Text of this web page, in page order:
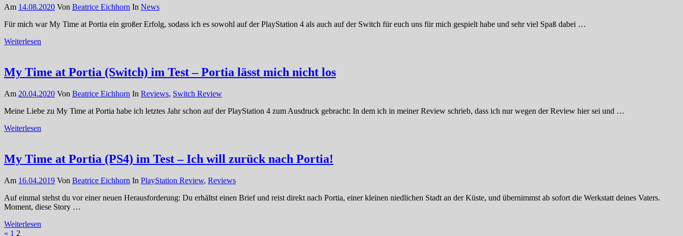
Am 14.08.2020 Von Beatrice Eichhorn In News
Für mich war My Time at Portia ein großer Erfolg, sodass ich es sowohl auf der PlayStation 4 als auch auf der Switch für euch uns für mich gespielt habe und sehr viel Spaß dabei …
Weiterlesen
My Time at Portia (Switch) im Test – Portia lässt mich nicht los
Am 20.04.2020 Von Beatrice Eichhorn In Reviews, Switch Review
Meine Liebe zu My Time at Portia habe ich letztes Jahr schon auf der PlayStation 4 zum Ausdruck gebracht: In dem ich in meiner Review schrieb, dass ich nur wegen der Review hier sei und …
Weiterlesen
My Time at Portia (PS4) im Test – Ich will zurück nach Portia!
Am 16.04.2019 Von Beatrice Eichhorn In PlayStation Review, Reviews
Auf einmal stehst du vor einer neuen Herausforderung: Du erhältst einen Brief und reist direkt nach Portia, einer kleinen niedlichen Stadt an der Küste, und übernimmst ab sofort die Werkstatt deines Vaters.
Moment, diese Story …
Weiterlesen
« Vorherige
1 2